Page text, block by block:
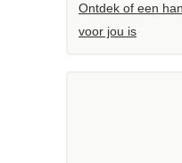
Ontdek of een
voor jou is